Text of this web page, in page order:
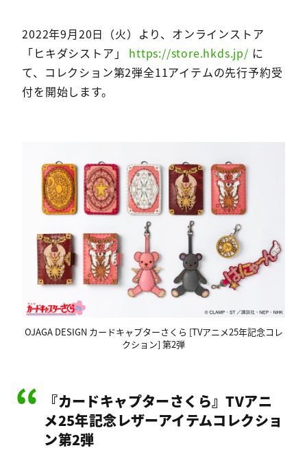
2022年9月20日（火）より、オンラインストア
「ヒキダシストア」 https://store.hkds.jp/ に
て、コレクション第2弾全11アイテムの先行予約受
付を開始します。
OJAGA DESIGN カードキャプターさくら [TVアニメ25年記念コレ
クション] 第2弾
『カードキャプターさくら』TVアニ
メ25年記念レザーアイテムコレクショ
ン第2弾